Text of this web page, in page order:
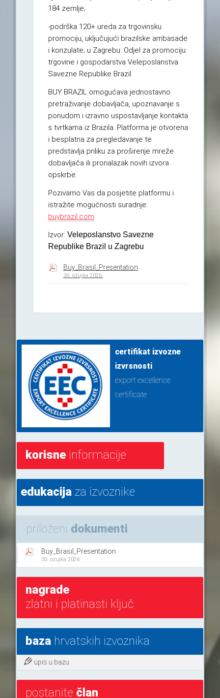
184 zemlje;
-podrška 120+ ureda za trgovinsku
promociju, uključujući brazilske ambasade
i konzulate; u Zagrebu: Odjel za promociju
trgovine i gospodarstva Veleposlanstva
Savezne Republike Brazil.
BUY BRAZIL omogućava jednostavno
pretraživanje dobavljača, upoznavanje s
ponudom i izravno uspostavljanje kontakta
s tvrtkama iz Brazila. Platforma je otvorena
i besplatna za pregledavanje te
predstavlja priliku za proširenje mreže
dobavljača ili pronalazak novih izvora
opskrbe.
Pozivamo Vas da posjetite platformu i
istražite mogućnosti suradnje:
buybrazil.com
Izvor: Veleposlanstvo Savezne
Republike Brazil u Zagrebu
Buy_Brasil_Presentation
30. ožujka 2026.
certifikat izvozne
izvrsnosti
export excellence
certificate
korisneinformacije
edukacijaza izvoznike
priloženi dokumenti
Buy_Brasil_Presentation
30. ožujka 2026.
nagrade
zlatni i platinasti ključ
bazahrvatskih izvoznika
upis u bazu
postanite član